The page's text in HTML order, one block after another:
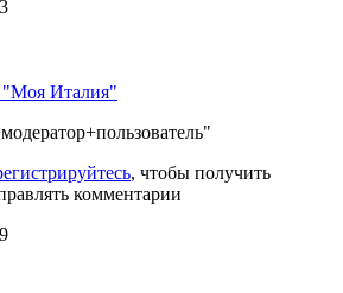
"Моя Италия"
, чтобы получить
комментарии